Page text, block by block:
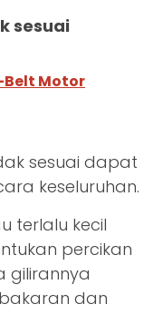
sesuai
Motor
sesuai dapat
keseluruhan.
terlalu kecil
percikan
gilirannya
dan